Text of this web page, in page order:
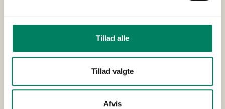
Tillad alle
Tillad valgte
Afvis